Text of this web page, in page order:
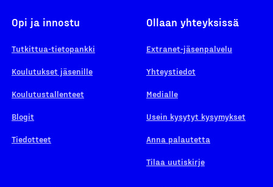
Opi ja innostu
Tutkittua-tietopankki
Koulutukset jäsenille
Koulutustallenteet
Blogit
Tiedotteet
Ollaan yhteyksissä
Extranet-jäsenpalvelu
Yhteystiedot
Medialle
Usein kysytyt kysymykset
Anna palautetta
Tilaa uutiskirje